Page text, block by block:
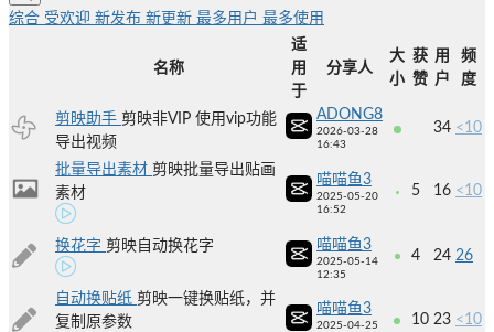
综合 受欢迎 新发布 新更新 最多用户 最多使用
名称
适
用
于
分享人
大
小
获
赞
用
户
频
度
剪映助手 剪映非VIP 使用vip功能
导出视频
ADONG8
2026-03-28
16:43
34 <10
批量导出素材 剪映批量导出贴画
素材
喵喵鱼3
2025-05-20
16:52
5 16 <10
换花字 剪映自动换花字 喵喵鱼3
2025-05-14
12:35
4 24 26
自动换贴纸 剪映一键换贴纸，并
复制原参数
喵喵鱼3
2025-04-25
10 23 <10